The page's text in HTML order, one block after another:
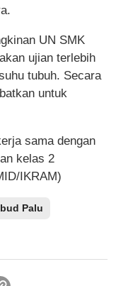
UN SMK
ujian terlebih
tubuh. Secara
untuk
sama dengan
kelas 2
IKRAM)
Palu